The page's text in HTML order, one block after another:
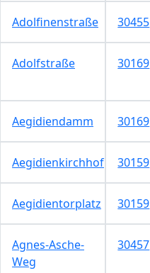
Adolfinenstraße 30455
Adolfstraße 30169
Aegidiendamm 30169
Aegidienkirchhof 30159
Aegidientorplatz 30159
Agnes-Asche-
Weg
30457